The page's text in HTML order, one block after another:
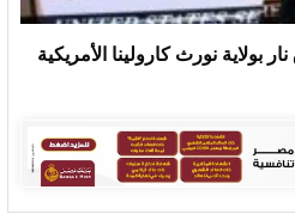
نورث كارولينا الأمريكية